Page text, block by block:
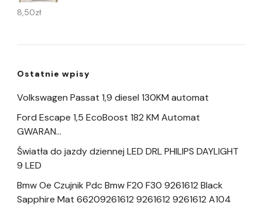
8,50zł
Ostatnie wpisy
Volkswagen Passat 1,9 diesel 130KM automat
Ford Escape 1,5 EcoBoost 182 KM Automat
GWARAN…
Światła do jazdy dziennej LED DRL PHILIPS DAYLIGHT
9 LED
Bmw Oe Czujnik Pdc Bmw F20 F30 9261612 Black
Sapphire Mat 66209261612 9261612 9261612 A104